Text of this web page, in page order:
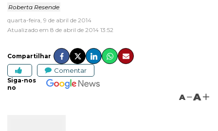
Roberta Resende
quarta-feira, 9 de abril de 2014
Atualizado em 8 de abril de 2014 13:52
Compartilhar
Comentar
Siga-nos
no
A A